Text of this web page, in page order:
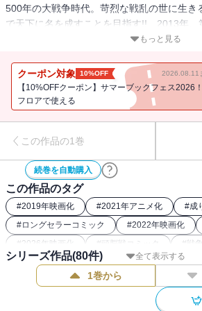
500年の大戦争時代。苛烈な戦乱の世に生き
で天下に名を成すことを目指す!! 2013年、
もっと見る
クーポン対象 10%OFF 2026.08.11
【10%OFFクーポン】サマーブックフェス2026
フロアで使える
この作品の1巻
続巻を自動購入
この作品のタグ
#2019年映画化 #2021年アニメ化 #成
#ロングセラーコミック #2022年映画化
#2026年映画化 # 頭脳戦コミック #戦
#2025年ストア人気コミック #2024年アニ
歴史系漫画（中国） #
2022年アニメ化
歴
全て表示する
シリーズ作品(80件)
1巻から